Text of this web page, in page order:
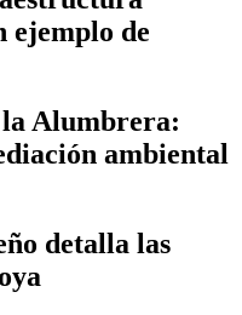
ejemplo de
Alumbrera:
ambiental
detalla las